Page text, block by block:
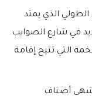
الطولي الذي يمتد
في شارع الصوايب
التي تتيح إقامة
أشهى أصناف